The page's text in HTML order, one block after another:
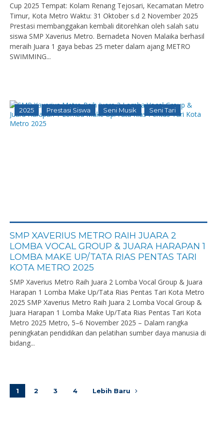
Cup 2025 Tempat: Kolam Renang Tejosari, Kecamatan Metro
Timur, Kota Metro Waktu: 31 Oktober s.d 2 November 2025
Prestasi membanggakan kembali ditorehkan oleh salah satu
siswa SMP Xaverius Metro. Bernadeta Noven Malaika berhasil
meraih Juara 1 gaya bebas 25 meter dalam ajang METRO
SWIMMING...
2025 Prestasi Siswa Seni Musik Seni Tari
SMP XAVERIUS METRO RAIH JUARA 2
LOMBA VOCAL GROUP & JUARA HARAPAN 1
LOMBA MAKE UP/TATA RIAS PENTAS TARI
KOTA METRO 2025
SMP Xaverius Metro Raih Juara 2 Lomba Vocal Group & Juara
Harapan 1 Lomba Make Up/Tata Rias Pentas Tari Kota Metro
2025 SMP Xaverius Metro Raih Juara 2 Lomba Vocal Group &
Juara Harapan 1 Lomba Make Up/Tata Rias Pentas Tari Kota
Metro 2025 Metro, 5–6 November 2025 – Dalam rangka
peningkatan pendidikan dan pelatihan sumber daya manusia di
bidang...
1 2 3 4 Lebih Baru